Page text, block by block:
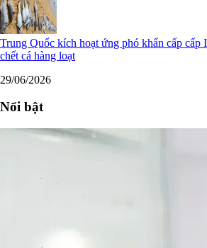
Trung Quốc kích hoạt ứng phó khẩn cấp cấp
chết cá hàng loạt
29/06/2026
Nổi bật